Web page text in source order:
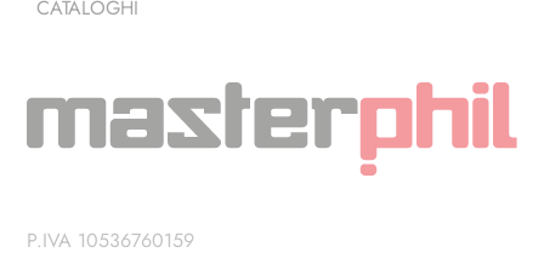
CATALOGHI
P.IVA 10536760159